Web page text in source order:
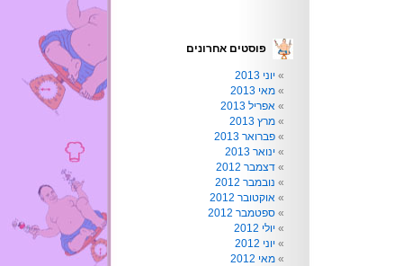
פוסטים אחרונים
יוני 2013
מאי 2013
אפריל 2013
מרץ 2013
פברואר 2013
ינואר 2013
דצמבר 2012
נובמבר 2012
אוקטובר 2012
ספטמבר 2012
יולי 2012
יוני 2012
מאי 2012